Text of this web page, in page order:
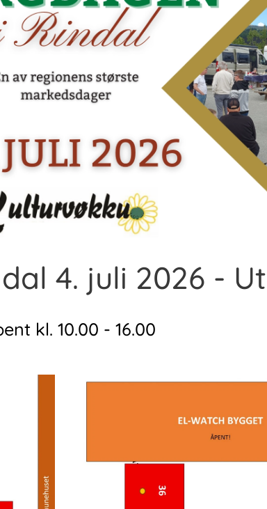
4. juli 2026 -
kl. 10.00 - 16.00